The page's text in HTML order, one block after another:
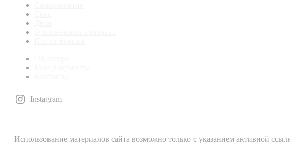
Instagram
Использование материалов сайта возможно только с указанием активной